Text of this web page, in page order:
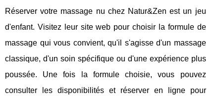
Réserver votre massage nu chez Natur&Zen est un jeu
d'enfant. Visitez leur site web pour choisir la formule de
massage qui vous convient, qu'il s'agisse d'un massage
classique, d'un soin spécifique ou d'une expérience plus
poussée. Une fois la formule choisie, vous pouvez
consulter les disponibilités et réserver en ligne pour